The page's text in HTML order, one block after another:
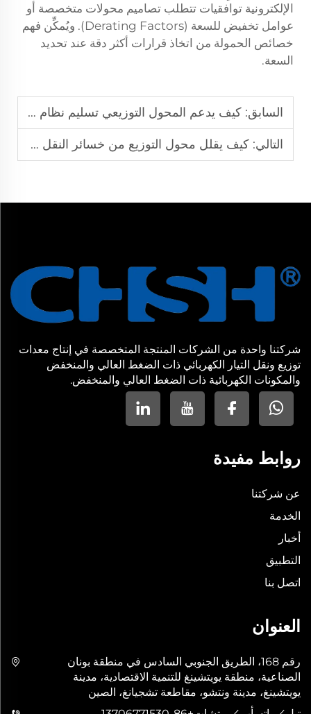
الإلكترونية توافقيات تتطلب تصاميم محولات متخصصة أو
عوامل تخفيض للسعة (Derating Factors). ويُمكِّن فهم
خصائص الحمولة من اتخاذ قرارات أكثر دقة عند تحديد
السعة.
السابق: كيف يدعم المحول التوزيعي تسليم نظام الطاقة الإقليمي بكفاءة؟
التالي: كيف يقلل محول التوزيع من خسائر النقل بالنسبة لشركات المرافق؟
شركتنا واحدة من الشركات المنتجة المتخصصة في إنتاج معدات
توزيع ونقل التيار الكهربائي ذات الضغط العالي والمنخفض
والمكونات الكهربائية ذات الضغط العالي والمنخفض.
روابط مفيدة
عن شركتنا
الخدمة
أخبار
التطبيق
اتصل بنا
العنوان
رقم 168، الطريق الجنوبي السادس في منطقة بونان
الصناعية، منطقة يويتشينغ للتنمية الاقتصادية، مدينة
يويتشينغ، مدينة ونتشو، مقاطعة تشجيانغ، الصين